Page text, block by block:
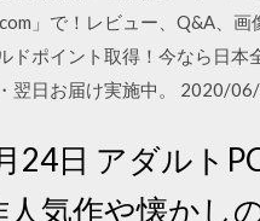
」で！レビュー、Q&A、画
ドポイント取得！今なら日本
翌日お届け実施中。 2020/
24日 アダルト
気作や懐かし